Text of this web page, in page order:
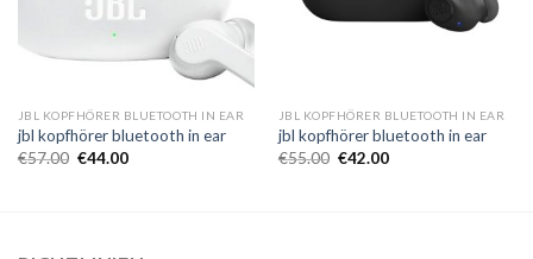
JBL KOPFHÖRER BLUETOOTH IN EAR
jbl kopfhörer bluetooth in ear
€57.00 €44.00
JBL KOPFHÖRER BLUETOOTH IN EAR
jbl kopfhörer bluetooth in ear
€55.00 €42.00